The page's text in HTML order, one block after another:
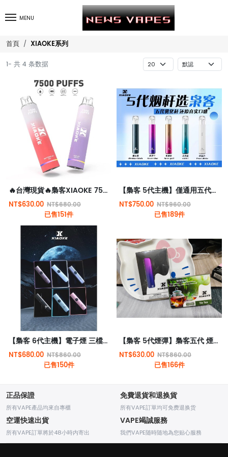
MENU
首頁 XIAOKE系列
1- 共 4 条数据
🔥台灣現貨🔥梟客XIAOKE 7500口大容量一次性拋棄式電子煙
NT$630.00 NT$680.00
已售151件
【梟客 5代主機】僅通用五代煙彈 | 台灣現貨
NT$750.00 NT$960.00
已售189件
【梟客 6代主機】電子煙 三檔可調節 | 可通用五代六代煙彈 | 智能兒童鎖 | 台灣現貨
NT$680.00 NT$860.00
已售150件
【梟客 5代煙彈】梟客五代 煙彈L通用悅刻Relx 6代 ILIA五代 市場所有五代六代
NT$630.00 NT$860.00
已售166件
正品保證
所有VAPE產品均來自專櫃
免費退貨和退换貨
所有VAPE訂單均可免费退换货
空運快速出貨
所有VAPE訂單將於48小時内寄出
VAPE竭誠服務
我們VAPE随時随地為您贴心服務